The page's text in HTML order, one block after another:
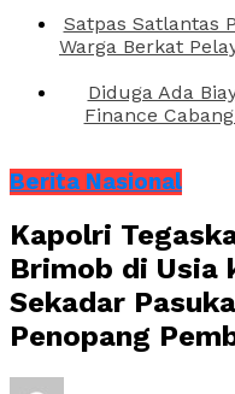
Satpas Satlantas
Warga Berkat
Diduga Ada
Finance
Berita Nasional
Kapolri
Brimob di Usia
Sekadar
Penopang